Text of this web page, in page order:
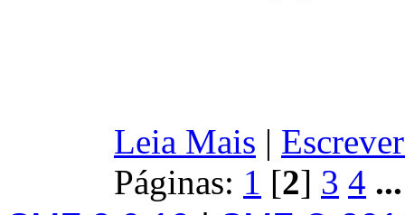
Leia Mais |
Páginas: 1 [2] 3 4